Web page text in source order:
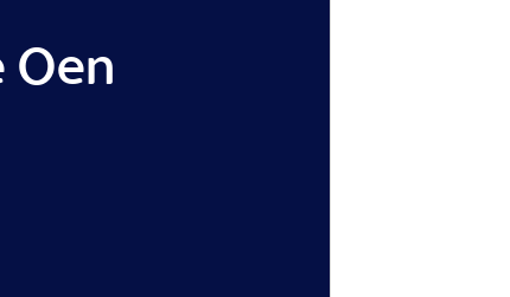
Oen